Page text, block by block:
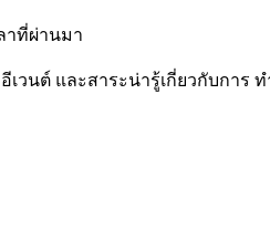
าที่ผ่านมา
นต์ และสาระน่ารู้เกี่ยวกับการ